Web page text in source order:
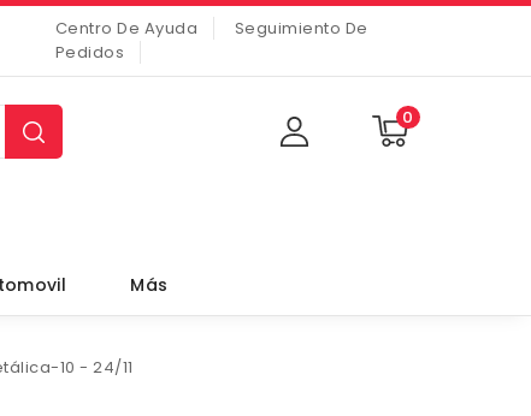
Centro De Ayuda
Seguimiento De
Pedidos
0
Más
10 - 24/11